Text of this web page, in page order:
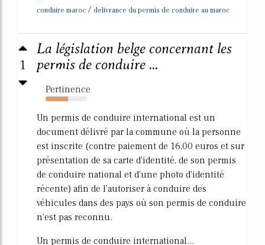
conduire maroc / delivrance du permis de conduire au maroc
1
La législation belge concernant les
permis de conduire ...
Pertinence
54%
Un permis de conduire international est un
document délivré par la commune où la personne
est inscrite (contre paiement de 16,00 euros et sur
présentation de sa carte d'identité, de son permis
de conduire national et d'une photo d'identité
récente) afin de l'autoriser à conduire des
véhicules dans des pays où son permis de conduire
n'est pas reconnu.
Un permis de conduire international...